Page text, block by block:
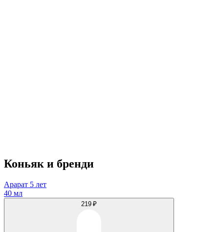
Коньяк и бренди
Арарат 5 лет
40 мл
219 ₽